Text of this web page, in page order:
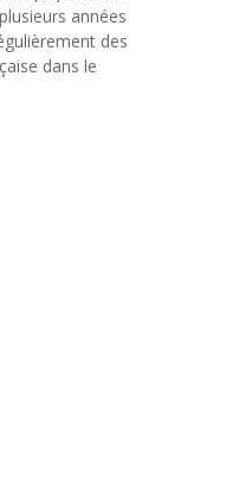
années
des
dans le